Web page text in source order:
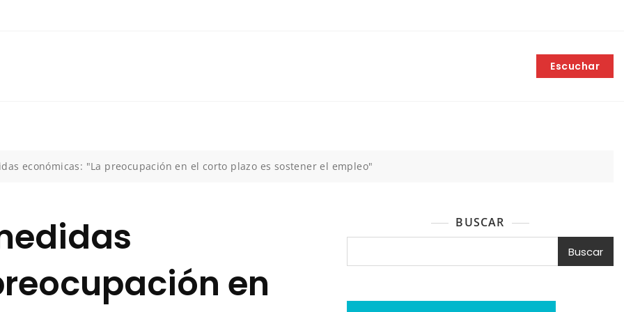
Escuchar
económicas: "La preocupación en el corto plazo es sostener el empleo"
en
BUSCAR
Buscar